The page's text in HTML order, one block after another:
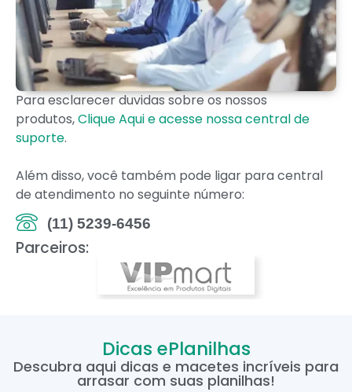
Para esclarecer duvidas sobre os nossos
produtos,Clique Aqui e acesse nossa central de
suporte.
Além disso, você também pode ligar para central
de atendimento no seguinte número:
(11) 5239-6456
Parceiros:
Dicas ePlanilhas
Descubra aqui dicas e macetes incríveis para
arrasar com suas planilhas!